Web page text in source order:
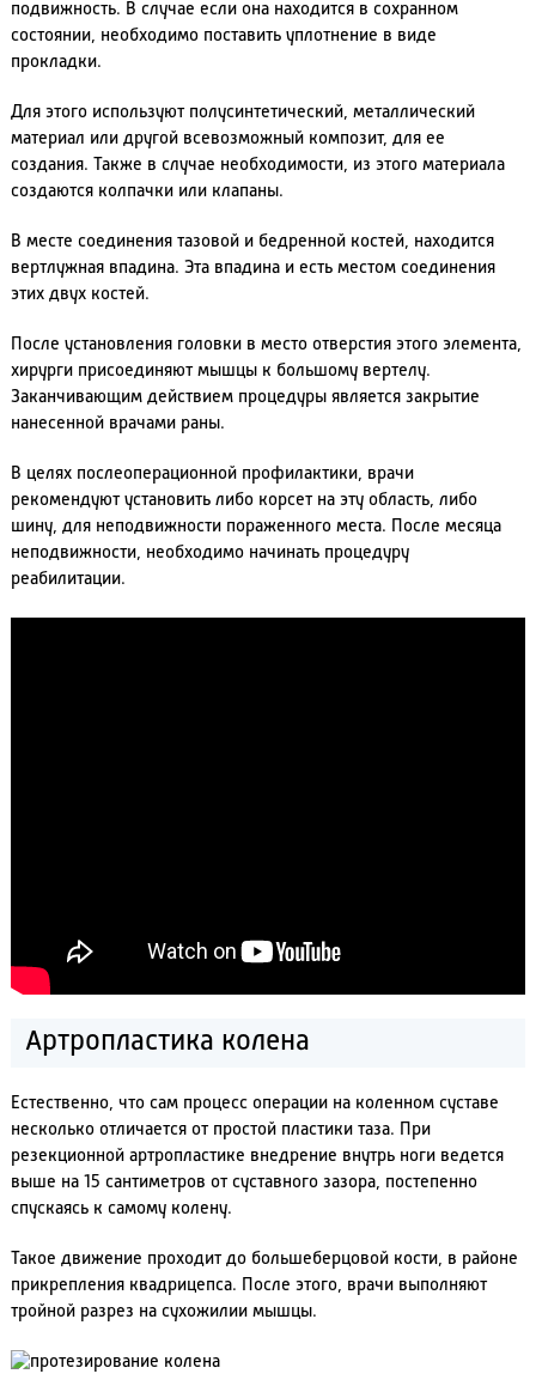
подвижность. В случае если она находится в сохранном
состоянии, необходимо поставить уплотнение в виде
прокладки.
Для этого используют полусинтетический, металлический
материал или другой всевозможный композит, для ее
создания. Также в случае необходимости, из этого материала
создаются колпачки или клапаны.
В месте соединения тазовой и бедренной костей, находится
вертлужная впадина. Эта впадина и есть местом соединения
этих двух костей.
После установления головки в место отверстия этого элемента,
хирурги присоединяют мышцы к большому вертелу.
Заканчивающим действием процедуры является закрытие
нанесенной врачами раны.
В целях послеоперационной профилактики, врачи
рекомендуют установить либо корсет на эту область, либо
шину, для неподвижности пораженного места. После месяца
неподвижности, необходимо начинать процедуру
реабилитации.
Артропластика колена
Естественно, что сам процесс операции на коленном суставе
несколько отличается от простой пластики таза. При
резекционной артропластике внедрение внутрь ноги ведется
выше на 15 сантиметров от суставного зазора, постепенно
спускаясь к самому колену.
Такое движение проходит до большеберцовой кости, в районе
прикрепления квадрицепса. После этого, врачи выполняют
тройной разрез на сухожилии мышцы.